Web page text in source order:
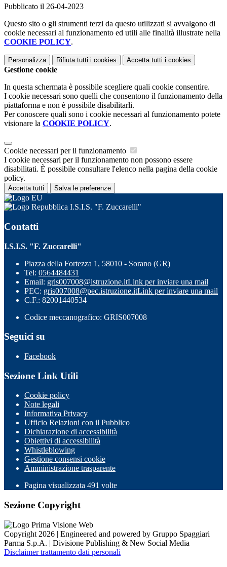
Pubblicato il 26-04-2023
Questo sito o gli strumenti terzi da questo utilizzati si avvalgono di
cookie necessari al funzionamento ed utili alle finalità illustrate nella
COOKIE POLICY.
Personalizza Rifiuta tutti i cookies Accetta tutti i cookies
Gestione cookie
In questa schermata è possibile scegliere quali cookie consentire.
I cookie necessari sono quelli che consentono il funzionamento della
piattaforma e non è possibile disabilitarli.
Per conoscere quali sono i cookie necessari al funzionamento potete
visionare la COOKIE POLICY.
Cookie necessari per il funzionamento
I cookie necessari per il funzionamento non possono essere
disabilitati. È possibile consultare l'elenco nella pagina della cookie
policy.
Accetta tutti Salva le preferenze
I.S.I.S. "F. Zuccarelli"
Contatti
I.S.I.S. "F. Zuccarelli"
Piazza della Fortezza 1, 58010 - Sorano (GR)
Tel: 0564484431
Email: gris007008@istruzione.itLink per inviare una mail
PEC: gris007008@pec.istruzione.itLink per inviare una mail
C.F.: 82001440534
Codice meccanografico: GRIS007008
Seguici su
Facebook
Sezione Link Utili
Cookie policy
Note legali
Informativa Privacy
Ufficio Relazioni con il Pubblico
Dichiarazione di accessibilità
Obiettivi di accessibilità
Whistleblowing
Gestione consensi cookie
Amministrazione trasparente
Pagina visualizzata 491 volte
Sezione Copyright
Copyright 2026 | Engineered and powered by Gruppo Spaggiari
Parma S.p.A. | Divisione Publishing & New Social Media
Disclaimer trattamento dati personali